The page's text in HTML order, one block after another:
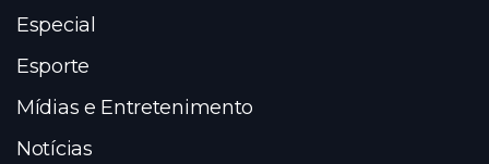
Especial
Esporte
Mídias e Entretenimento
Notícias